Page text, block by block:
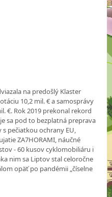
na predošlý Klaster
10,2 mil. € a samosprávy
€. Rok 2019 prekonal rekord
sa pod to bezplatná preprava
pečiatkou ochrany EU,
ZA7HORAMI, náučné
- 60 kusov cyklomobiliáru i
nim sa Liptov stal celoročne
opäť po pandémii „číselne